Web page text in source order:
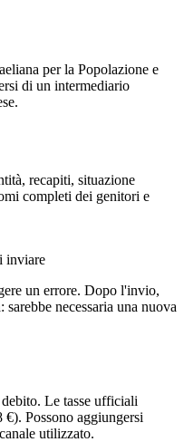
per la Popolazione e
di un intermediario
recapiti, situazione
completi dei genitori e
inviare
un errore. Dopo l'invio,
necessaria una nuova
Le tasse ufficiali
Possono aggiungersi
utilizzato.